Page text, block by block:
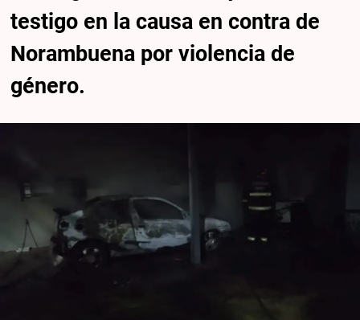
testigo en la causa en contra de
Norambuena por violencia de
género.